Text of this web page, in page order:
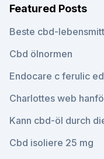
Featured Posts
Beste cbd-
Cbd ölnormen
Endocare c ferulic
Charlottes web
Kann cbd-öl durch
Cbd isoliere 25 mg